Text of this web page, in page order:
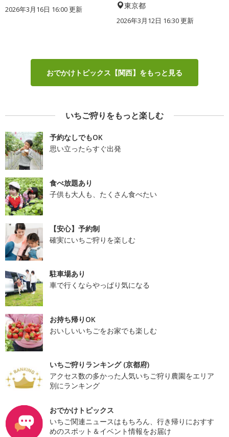
2026年3月16日 16:00 更新 東京都
2026年3月12日 16:30 更新
おでかけトピックス【関西】をもっと見る
いちご狩りをもっと楽しむ
予約なしでもOK
思い立ったらすぐ出発
食べ放題あり
子供も大人も、たくさん食べたい
【安心】予約制
確実にいちご狩りを楽しむ
駐車場あり
車で行くならやっぱり気になる
お持ち帰りOK
おいしいいちごをお家でも楽しむ
いちご狩りランキング (京都府)
アクセス数の多かった人気いちご狩り農園をエリア
別にランキング
おでかけトピックス
いちご関連ニュースはもちろん、行き帰りにおすす
めのスポット＆イベント情報をお届け